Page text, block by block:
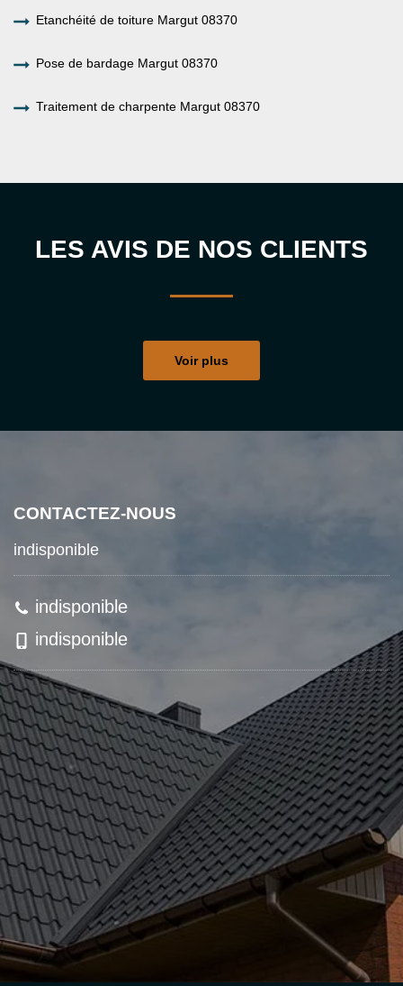
Etanchéité de toiture Margut 08370
Pose de bardage Margut 08370
Traitement de charpente Margut 08370
LES AVIS DE NOS CLIENTS
Voir plus
CONTACTEZ-NOUS
indisponible
indisponible
indisponible